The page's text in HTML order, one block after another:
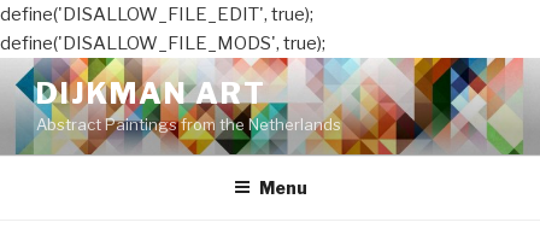
define('DISALLOW_FILE_EDIT', true);
define('DISALLOW_FILE_MODS', true);
Naar
de
inhoud
springen
DIJKMAN ART
Abstract Paintings from the Netherlands
Menu